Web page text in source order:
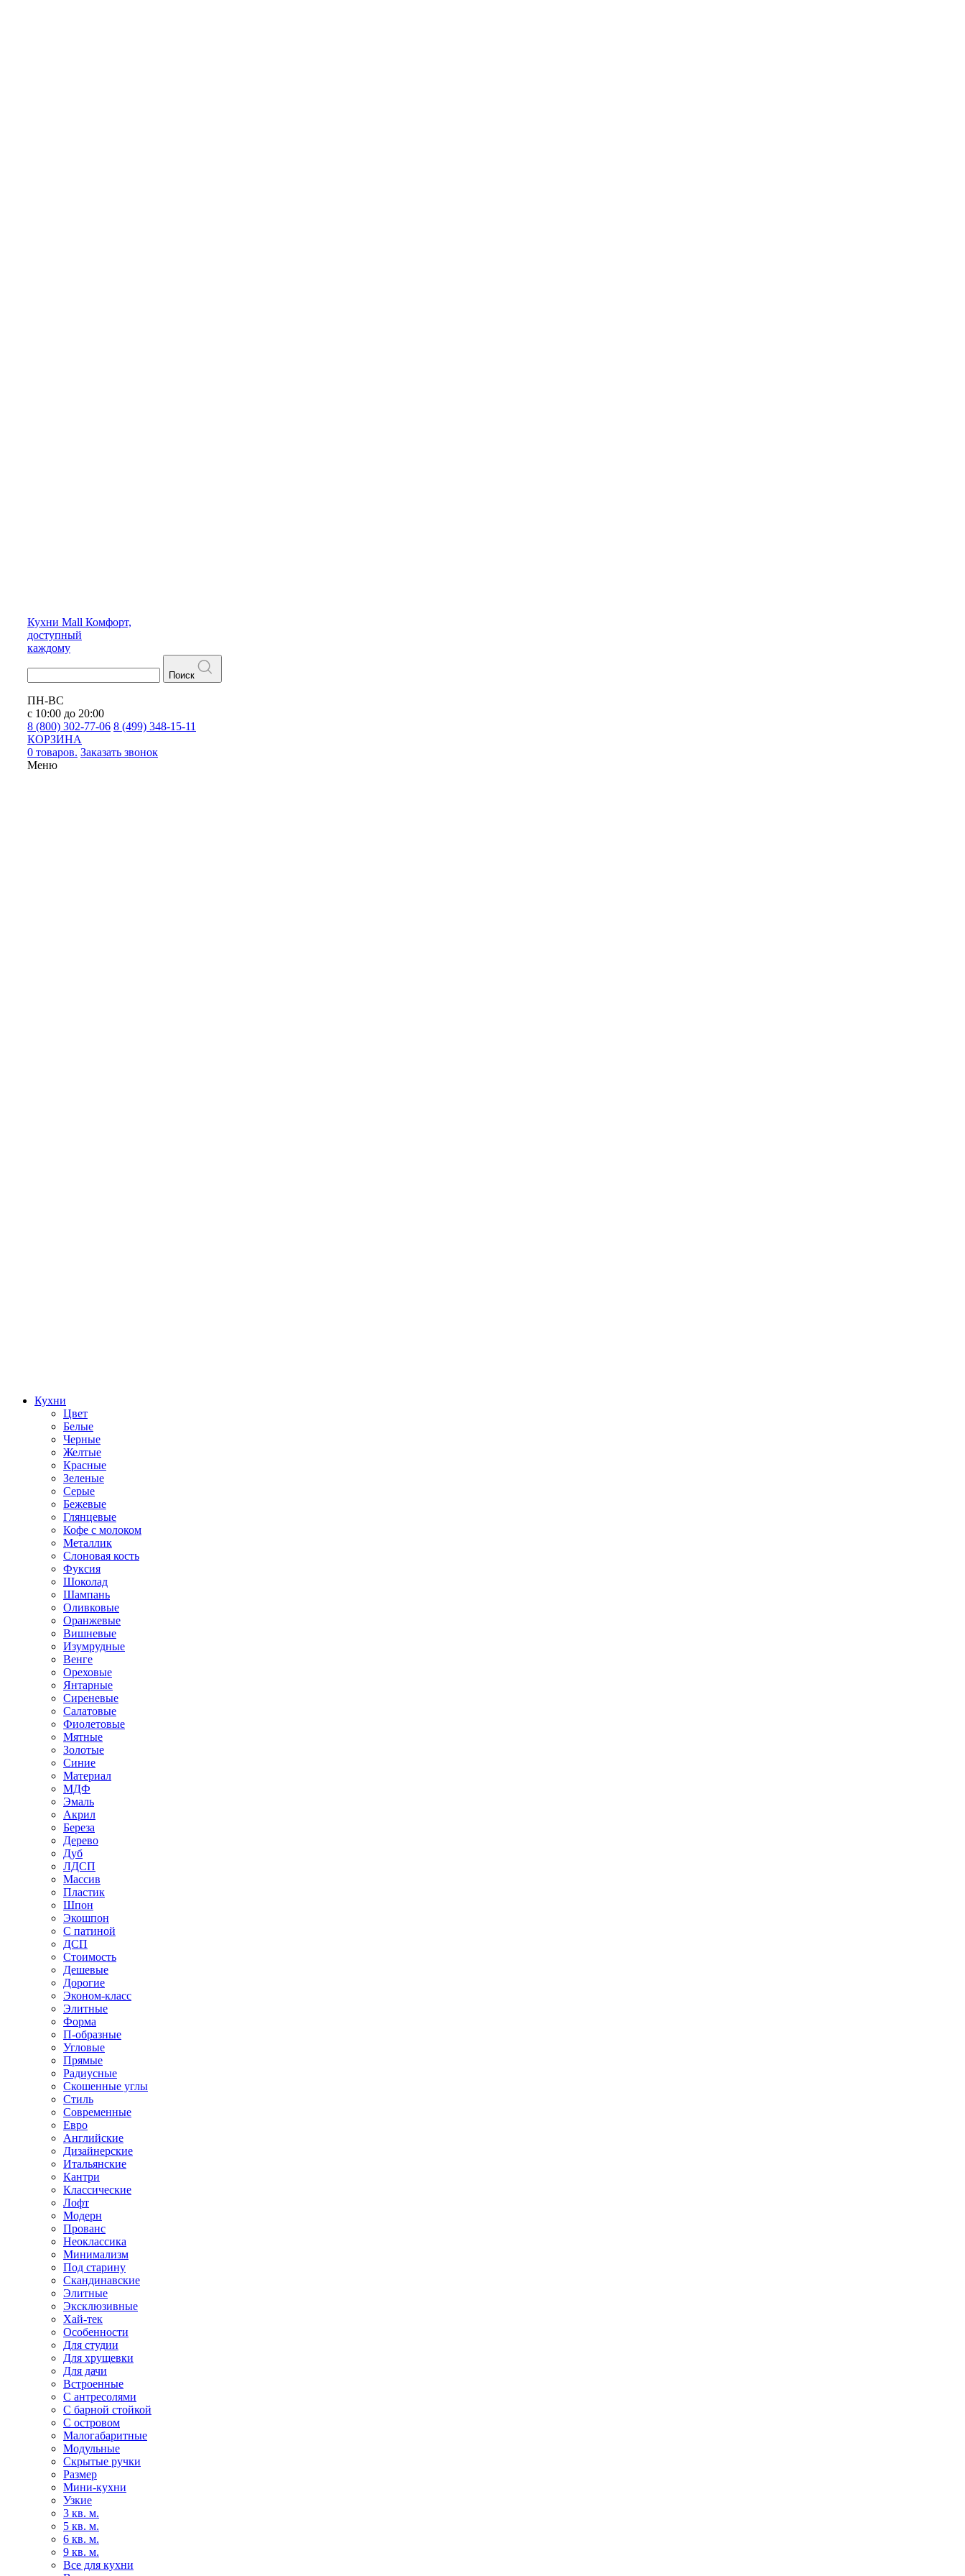
Кухни Mall Комфорт,
доступный
каждому
Поиск
ПН-ВС
с 10:00 до 20:00
8 (800) 302-77-06 8 (499) 348-15-11
КОРЗИНА
0 товаров. Заказать звонок
Меню
Кухни
Цвет
Белые
Черные
Желтые
Красные
Зеленые
Серые
Бежевые
Глянцевые
Кофе с молоком
Металлик
Слоновая кость
Фуксия
Шоколад
Шампань
Оливковые
Оранжевые
Вишневые
Изумрудные
Венге
Ореховые
Янтарные
Сиреневые
Салатовые
Фиолетовые
Мятные
Золотые
Синие
Материал
МДФ
Эмаль
Акрил
Береза
Дерево
Дуб
ЛДСП
Массив
Пластик
Шпон
Экошпон
С патиной
ДСП
Стоимость
Дешевые
Дорогие
Эконом-класс
Элитные
Форма
П-образные
Угловые
Прямые
Радиусные
Скошенные углы
Стиль
Современные
Евро
Английские
Дизайнерские
Итальянские
Кантри
Классические
Лофт
Модерн
Прованс
Неоклассика
Минимализм
Под старину
Скандинавские
Элитные
Эксклюзивные
Хай-тек
Особенности
Для студии
Для хрущевки
Для дачи
Встроенные
С антресолями
С барной стойкой
С островом
Малогабаритные
Модульные
Скрытые ручки
Размер
Мини-кухни
Узкие
3 кв. м.
5 кв. м.
6 кв. м.
9 кв. м.
Все для кухни